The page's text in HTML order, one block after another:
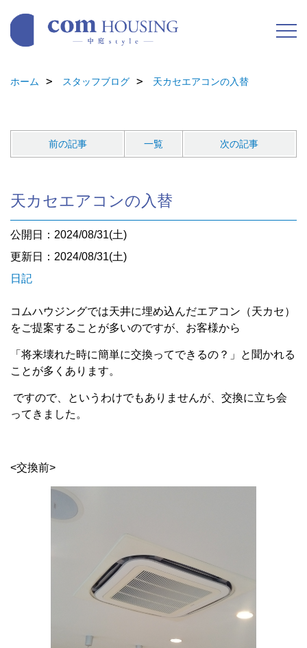
ホーム スタッフブログ 天カセエアコンの入替
前の記事 一覧 次の記事
天カセエアコンの入替
公開日：2024/08/31(土)
更新日：2024/08/31(土)
日記
コムハウジングでは天井に埋め込んだエアコン（天カセ）
をご提案することが多いのですが、お客様から
「将来壊れた時に簡単に交換ってできるの？」と聞かれる
ことが多くあります。
ですので、というわけでもありませんが、交換に立ち会
ってきました。
<交換前>